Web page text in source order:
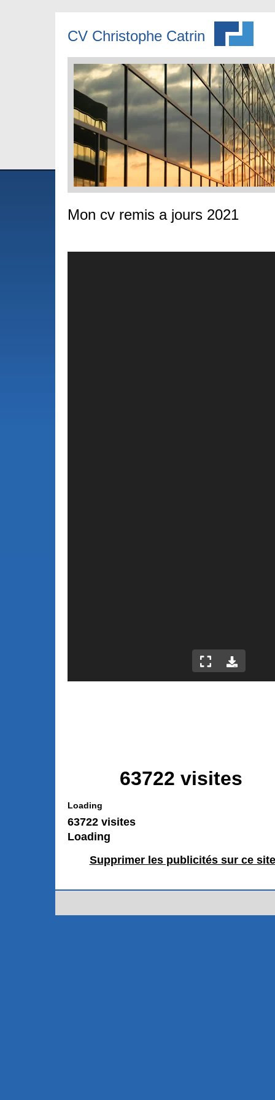
CV Christophe Catrin
Mon cv remis a jours 2021
63722 visites
Loading
63722 visites
Loading
Supprimer les publicités sur ce